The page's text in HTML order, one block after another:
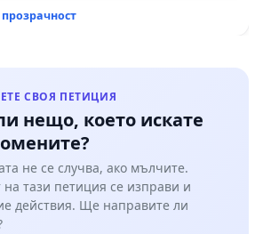
СВОЯ ПЕТИЦИЯ
нещо, което искате
не се случва, ако мълчите.
на тази петиция се изправи и
действия. Ще направите ли